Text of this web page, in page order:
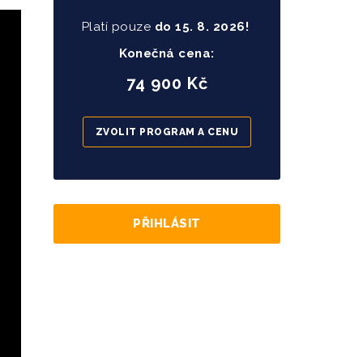
Platí pouze do 15. 8. 2026!
Konečná cena:
74 900 Kč
ZVOLIT PROGRAM A CENU
PŘIHLÁSIT